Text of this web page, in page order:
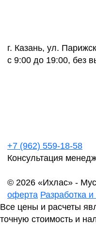
г. Казань, ул.
с 9:00 до 19:00, без
+7 (962) 559-18-58
Консультация
© 2026 «Ихлас» -
оферта Разработка
Все цены и расчеты
точную стоимость и